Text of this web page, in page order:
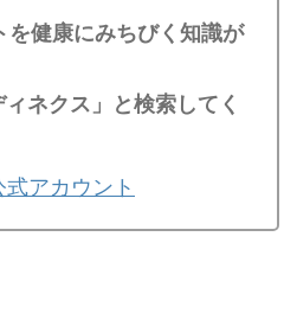
を健康にみちびく知識が
ネクス」と検索してく
アカウント